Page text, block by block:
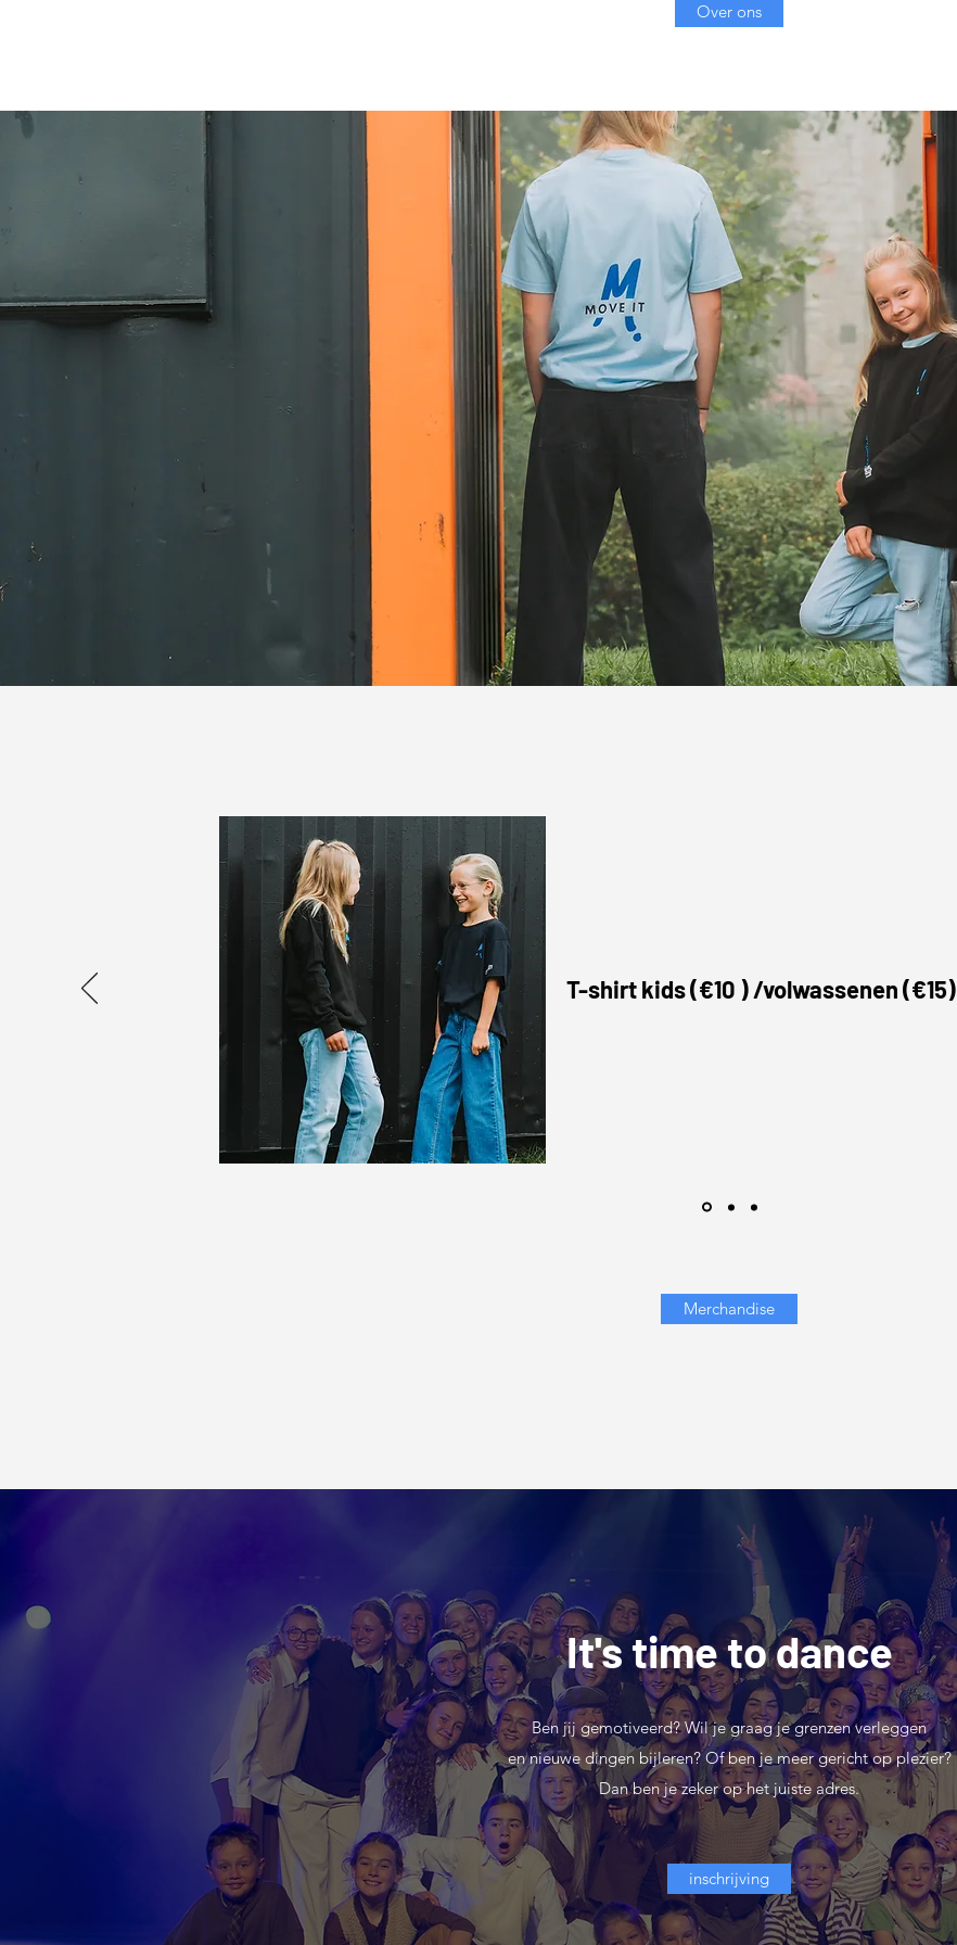
Over ons
Merchandise
T-shirt kids (€10 ) /volwassenen (€15)
It's time to dance
Ben jij gemotiveerd? Wil je graag je grenzen verleggen
en nieuwe dingen bijleren? Of ben je meer gericht op plezier?
Dan ben je zeker op het juiste adres.
inschrijving